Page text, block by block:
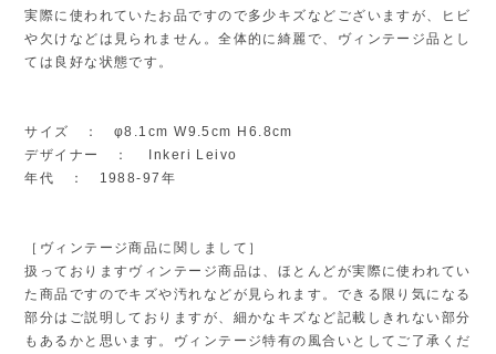
実際に使われていたお品ですので多少キズなどございますが、ヒビ
や欠けなどは見られません。全体的に綺麗で、ヴィンテージ品とし
ては良好な状態です。
サイズ ： φ8.1cm W9.5cm H6.8cm
デザイナー ： Inkeri Leivo
年代 ： 1988-97年
［ヴィンテージ商品に関しまして］
扱っておりますヴィンテージ商品は、ほとんどが実際に使われてい
た商品ですのでキズや汚れなどが見られます。できる限り気になる
部分はご説明しておりますが、細かなキズなど記載しきれない部分
もあるかと思います。ヴィンテージ特有の風合いとしてご了承くだ